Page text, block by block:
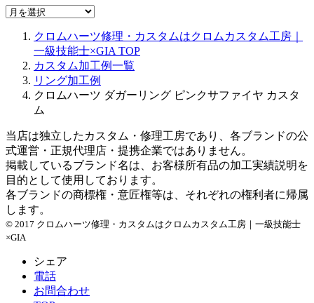
ア
クロムハーツ修理・カスタムはクロムカスタム工房｜
一級技能士×GIA TOP
カスタム加工例一覧
リング加工例
クロムハーツ ダガーリング ピンクサファイヤ カスタ
ム
当店は独立したカスタム・修理工房であり、各ブランドの公
式運営・正規代理店・提携企業ではありません。
掲載しているブランド名は、お客様所有品の加工実績説明を
目的として使用しております。
各ブランドの商標権・意匠権等は、それぞれの権利者に帰属
します。
© 2017 クロムハーツ修理・カスタムはクロムカスタム工房｜一級技能士
×GIA
シェア
電話
お問合わせ